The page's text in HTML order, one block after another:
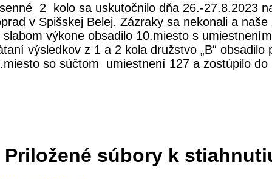
2 kolo sa uskutočnilo dňa 26.-27.8.2023
v Spišskej Belej. Zázraky sa nekonali a naše
slabom výkone obsadilo 10.miesto s
výsledkov z 1 a 2 kola družstvo „B“ obsadilo
so súčtom umiestnení 127 a zostúpilo do
Priložené súbory k